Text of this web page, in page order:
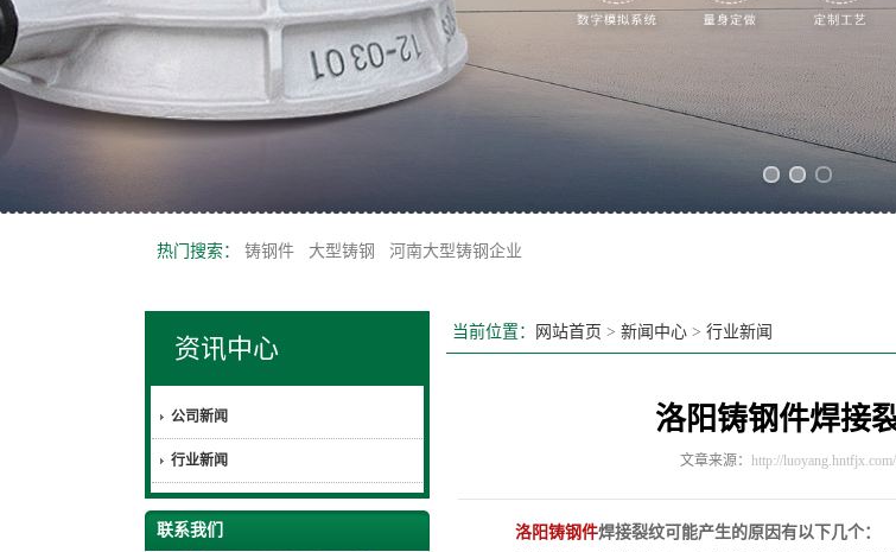
热门搜索： 铸钢件 大型铸钢 河南大型铸钢企业
资讯中心
公司新闻
行业新闻
联系我们
当前位置： 网站首页 > 新闻中心 > 行业新闻
洛阳铸钢件焊接
文章来源： http://
洛阳铸钢件焊接裂纹可能产生的原因有以下几个：